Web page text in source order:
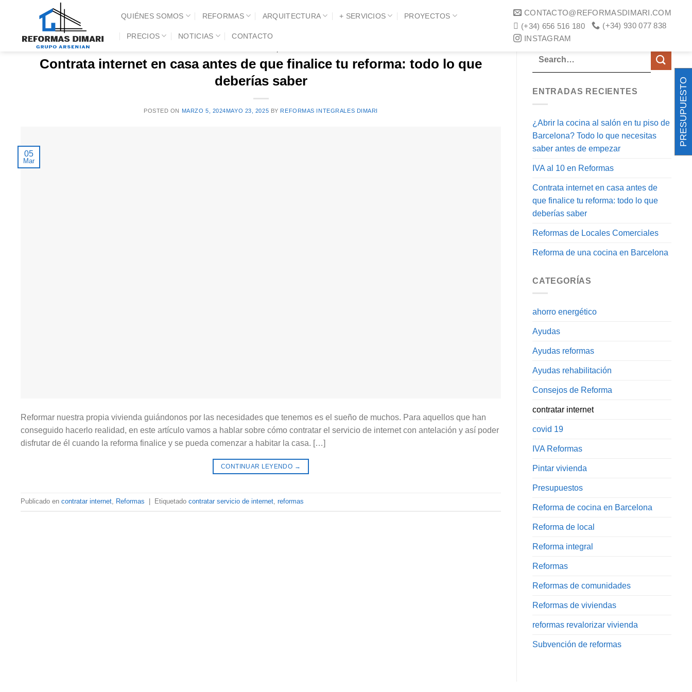
QUIÉNES SOMOS REFORMAS ARQUITECTURA + SERVICIOS PROYECTOS
PRECIOS NOTICIAS CONTACTO
CONTACTO@REFORMASDIMARI.COM
(+34) 656 516 180
(+34) 930 077 838
INSTAGRAM
ARCHIVOS DE CATEGORÍA:CONTRATAR INTERNET
Contrata internet en casa antes de que finalice tu reforma: todo lo que
deberías saber
POSTED ON MARZO 5, 2024MAYO 23, 2025 BY REFORMAS INTEGRALES DIMARI
05
Mar
Reformar nuestra propia vivienda guiándonos por las necesidades que tenemos es el sueño de muchos. Para aquellos que han
conseguido hacerlo realidad, en este artículo vamos a hablar sobre cómo contratar el servicio de internet con antelación y así poder
disfrutar de él cuando la reforma finalice y se pueda comenzar a habitar la casa. […]
CONTINUAR LEYENDO →
Publicado en contratar internet, Reformas Etiquetado contratar servicio de internet, reformas
ENTRADAS RECIENTES
¿Abrir la cocina al salón en tu piso de
Barcelona? Todo lo que necesitas
saber antes de empezar
IVA al 10 en Reformas
Contrata internet en casa antes de
que finalice tu reforma: todo lo que
deberías saber
Reformas de Locales Comerciales
Reforma de una cocina en Barcelona
CATEGORÍAS
ahorro energético
Ayudas
Ayudas reformas
Ayudas rehabilitación
Consejos de Reforma
contratar internet
covid 19
IVA Reformas
Pintar vivienda
Presupuestos
Reforma de cocina en Barcelona
Reforma de local
Reforma integral
Reformas
Reformas de comunidades
Reformas de viviendas
reformas revalorizar vivienda
Subvención de reformas
PRESUPUESTO